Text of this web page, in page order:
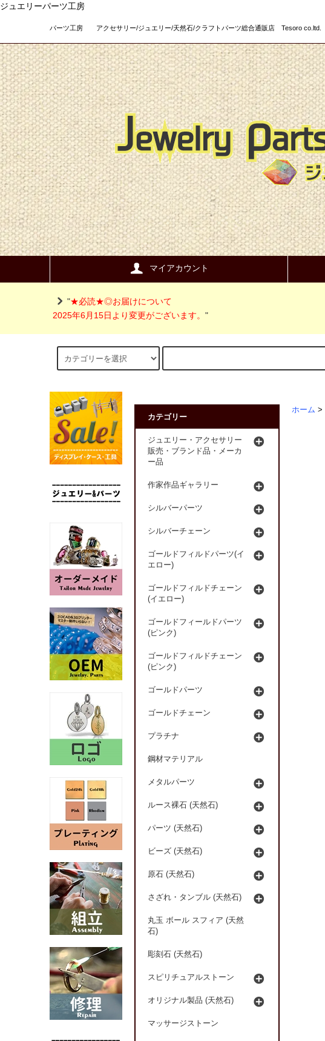
ジュエリーパーツ工房
パーツ工房 アクセサリー/ジュエリー/天然石/クラフトパーツ総合通販店 Tesoro co.ltd.
マイアカウント
"★必読★◎お届けについて
2025年6月15日より変更がございます。 "
ホーム >
カテゴリー
ジュエリー・アクセサリー
販売・ブランド品・メーカ
ー品
作家作品ギャラリー
シルバーパーツ
シルバーチェーン
ゴールドフィルドパーツ(イ
エロー)
ゴールドフィルドチェーン
(イエロー)
ゴールドフィールドパーツ
(ピンク)
ゴールドフィルドチェーン
(ピンク)
ゴールドパーツ
ゴールドチェーン
プラチナ
鋼材マテリアル
メタルパーツ
ルース裸石 (天然石)
パーツ (天然石)
ビーズ (天然石)
原石 (天然石)
さざれ・タンブル (天然石)
丸玉 ボール スフィア (天然
石)
彫刻石 (天然石)
スピリチュアルストーン
オリジナル製品 (天然石)
マッサージストーン